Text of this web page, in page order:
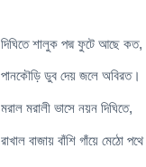
দিঘিতে শালুক পদ্ম ফুটে আছে কত,
পানকৌড়ি ডুব দেয় জলে অবিরত।
মরাল মরালী ভাসে নয়ন দিঘিতে,
রাখাল বাজায় বাঁশি গাঁয়ে মেঠো